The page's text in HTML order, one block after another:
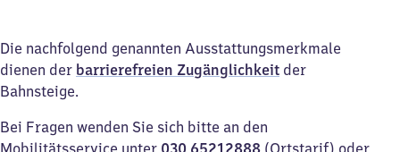
Die nachfolgend genannten Ausstattungsmerkmale
dienen der barrierefreien Zugänglichkeit der
Bahnsteige.
Bei Fragen wenden Sie sich bitte an den
Mobilitätsservice unter 030 65212888 (Ortstarif) oder